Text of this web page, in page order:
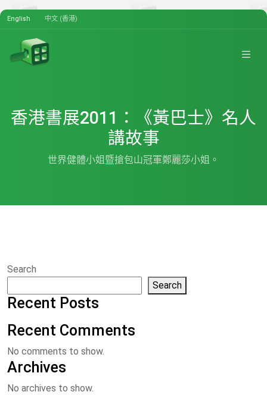
English 中文 (香港)
香港書展2011：《黃巴士》名人
講故事
世界健體小姐暨搶包山冠軍鄭麗莎小姐。
Search
Search
Recent Posts
Recent Comments
No comments to show.
Archives
No archives to show.